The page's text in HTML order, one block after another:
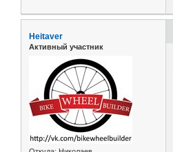
Heitaver
Активный участник